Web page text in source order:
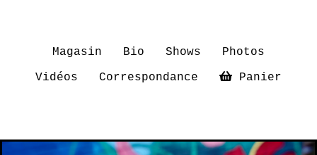
Magasin Bio Shows
Photos
Vidéos
Correspondance Panier